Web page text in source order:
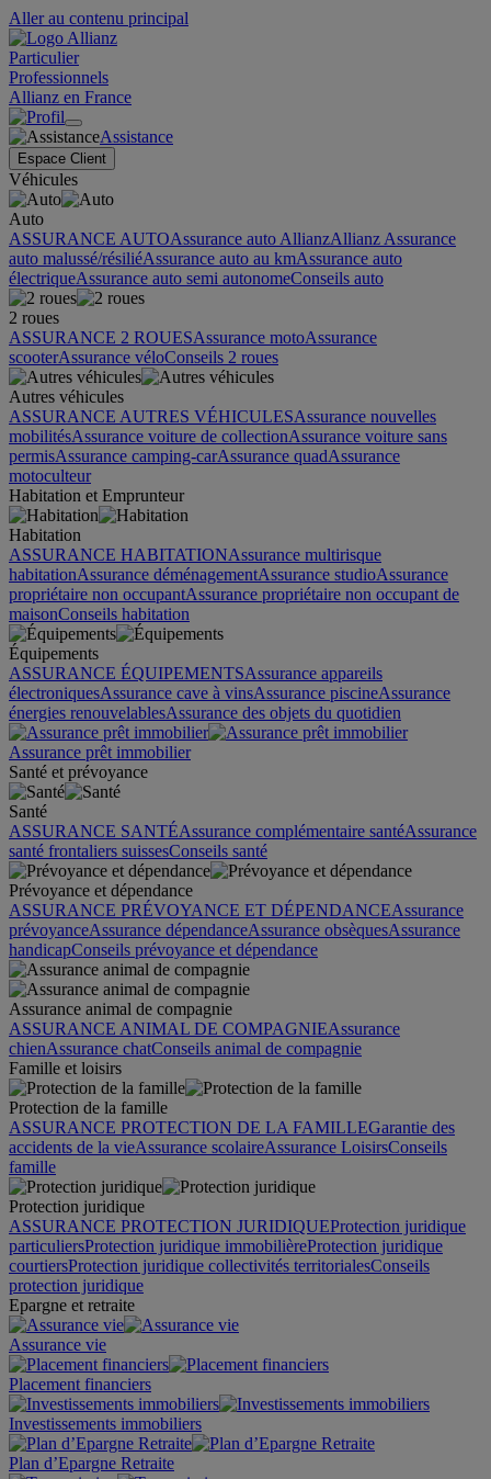
Aller au contenu principal
Particulier
Professionnels
Allianz en France
Assistance
Espace Client
Véhicules
Auto
ASSURANCE AUTOAssurance auto AllianzAllianz Assurance
auto malussé/résiliéAssurance auto au kmAssurance auto
électriqueAssurance auto semi autonomeConseils auto
2 roues
ASSURANCE 2 ROUESAssurance motoAssurance
scooterAssurance véloConseils 2 roues
Autres véhicules
ASSURANCE AUTRES VÉHICULESAssurance nouvelles
mobilitésAssurance voiture de collectionAssurance voiture sans
permisAssurance camping-carAssurance quadAssurance
motoculteur
Habitation et Emprunteur
Habitation
ASSURANCE HABITATIONAssurance multirisque
habitationAssurance déménagementAssurance studioAssurance
propriétaire non occupantAssurance propriétaire non occupant de
maisonConseils habitation
Équipements
ASSURANCE ÉQUIPEMENTSAssurance appareils
électroniquesAssurance cave à vinsAssurance piscineAssurance
énergies renouvelablesAssurance des objets du quotidien
Assurance prêt immobilier
Santé et prévoyance
Santé
ASSURANCE SANTÉAssurance complémentaire santéAssurance
santé frontaliers suissesConseils santé
Prévoyance et dépendance
ASSURANCE PRÉVOYANCE ET DÉPENDANCEAssurance
prévoyanceAssurance dépendanceAssurance obsèquesAssurance
handicapConseils prévoyance et dépendance
Assurance animal de compagnie
ASSURANCE ANIMAL DE COMPAGNIEAssurance
chienAssurance chatConseils animal de compagnie
Famille et loisirs
Protection de la famille
ASSURANCE PROTECTION DE LA FAMILLEGarantie des
accidents de la vieAssurance scolaireAssurance LoisirsConseils
famille
Protection juridique
ASSURANCE PROTECTION JURIDIQUEProtection juridique
particuliersProtection juridique immobilièreProtection juridique
courtiersProtection juridique collectivités territorialesConseils
protection juridique
Epargne et retraite
Assurance vie
Placement financiers
Investissements immobiliers
Plan d’Epargne Retraite